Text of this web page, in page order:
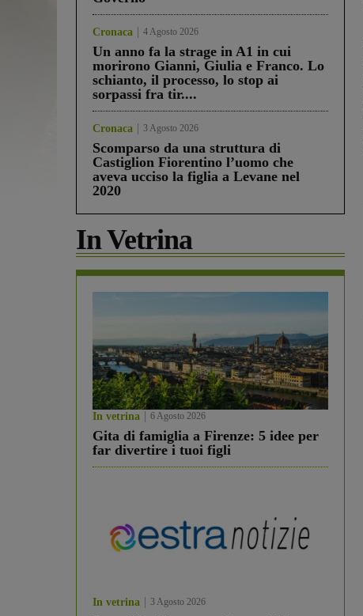
Cronaca 4 Agosto 2026
Un anno fa la strage in A1 in cui
morirono Gianni, Giulia e Franco. Lo
schianto, il processo, lo stop ai
sorpassi fra tir....
Cronaca 3 Agosto 2026
Scomparso da una struttura di
Castiglion Fiorentino l’uomo che
aveva ucciso la figlia a Levane nel
2020
In Vetrina
In vetrina 6 Agosto 2026
Gita di famiglia a Firenze: 5 idee per
far divertire i tuoi figli
In vetrina 3 Agosto 2026